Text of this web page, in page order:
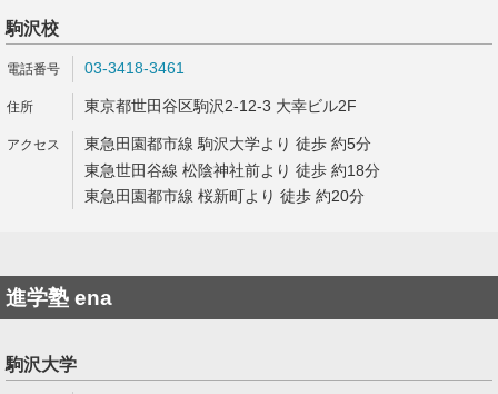
駒沢校
03-3418-3461
東京都世田谷区駒沢2-12-3 大幸ビル2F
東急田園都市線 駒沢大学より 徒歩 約5分
東急世田谷線 松陰神社前より 徒歩 約18分
東急田園都市線 桜新町より 徒歩 約20分
進学塾 ena
駒沢大学